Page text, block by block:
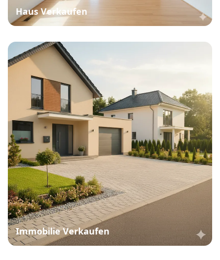
Haus Verkaufen
Immobilie Verkaufen